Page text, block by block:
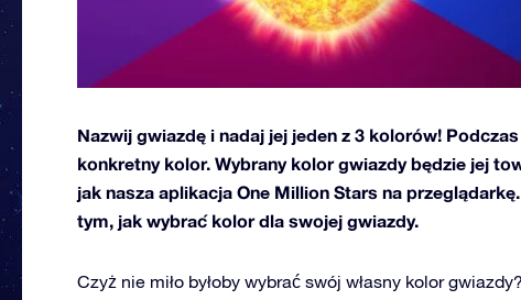
Nazwij gwiazdę i nadaj jej jeden z 3 kolorów!
konkretny kolor. Wybrany kolor gwiazdy będzie jej
jak nasza aplikacja One Million Stars na
tym, jak wybrać kolor dla swojej gwiazdy.
Czyż nie miło byłoby wybrać swój własny kolor